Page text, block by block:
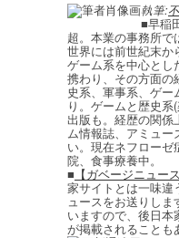
執筆:
■早稲
超。本業の事務所
世界には前世紀末か
ゲーム系を中心とし
携わり、その方面の
史系、軍事系、ゲー
り。ゲームと歴史
出版も。経歴の関係
ム情報誌、アミュー
い。現在ネフローゼ
院、食事療養中。
■ 【ガベージニュース
家サイトとは一味違
ュースをお送りし
いますので、後日
が掲載されることも